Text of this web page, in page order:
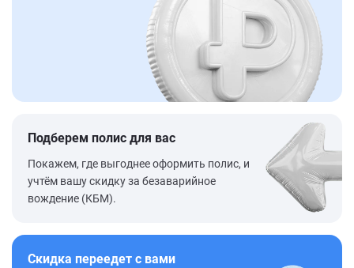
Подберем полис для вас
Покажем, где выгоднее оформить полис, и
учтём вашу скидку за безаварийное
вождение (КБМ).
Скидка переедет с вами